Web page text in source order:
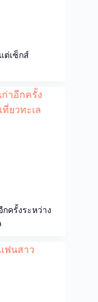
ต่เซ็กส์
กครั้งระหว่าง